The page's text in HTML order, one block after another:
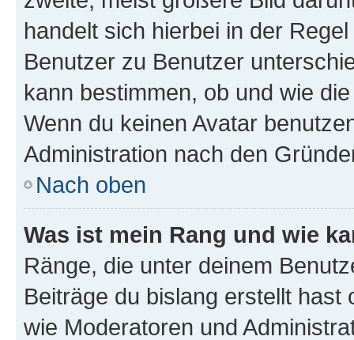
handelt sich hierbei in der
Benutzer zu Benutzer
kann bestimmen, ob und wie
Wenn du keinen Avatar
Administration nach den
Nach oben
Was ist mein Rang und wie
Ränge, die unter deinem
Beiträge du bislang erstellt
wie Moderatoren und